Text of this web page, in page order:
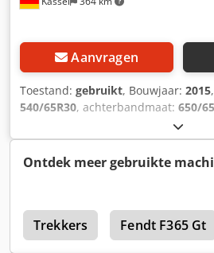
Aanvragen
Toestand: gebruikt, Bouwjaar: 2015
540/65R30, achterbandmaat: 650/
, Transmissie NIEUW
Nwkxsrjr
Ontdek meer gebruikte
Trekkers Fendt F365 Gt